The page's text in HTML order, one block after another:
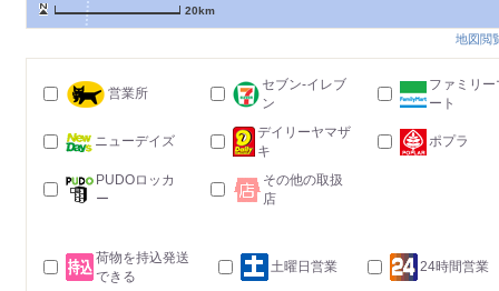
20km
地図閲
営業所
セブン-イレブ
ン
ファミリー
ート
ニューデイズ
デイリーヤマザ
キ
ポプラ
PUDOロッカ
ー
その他の取扱
店
荷物を持込発送
できる
土曜日営業 24時間営業